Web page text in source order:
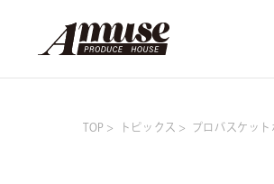
TOP トピックス プロバスケッ